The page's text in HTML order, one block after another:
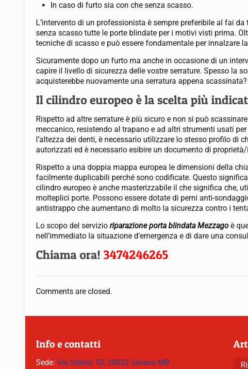
In caso di furto sia con che senza scasso.
L’intervento di un professionista è sempre preferibile al fai
senza scasso tutte le porte blindate per i motivi visti prima.
tecniche di scasso e può essere fondamentale per innalzare
Sicuramente dopo un furto ma anche in occasione di un
capire il livello di sicurezza delle vostre serrature. Spesso la
acquisterebbe nuovamente una serratura appena scassinata?
Il cilindro europeo è la scelta più
Rispetto ad altre serrature è più sicuro e non si può
meccanico, resistendo al trapano e ad altri strumenti usati
l’altezza dei denti, è necessario utilizzare lo stesso profilo di
autorizzati ed è necessario esibire un documento di
Rispetto a una doppia mappa europea le dimensioni della
facilmente duplicabili perché sono codificate. Questo
cilindro europeo è anche masterizzabile il che significa che,
molteplici porte. Possono essere dotate di perni anti-
antistrappo che aumentano di molto la sicurezza contro i
Lo scopo del servizioriparazione porta blindata Mezzago è
nell’immediato la situazione d’emergenza e di dare una
Chiama ora!3474246265
Comments are closed.
Info e contatti
Sede: Via Stelvio 10, 20822 Seveso MB